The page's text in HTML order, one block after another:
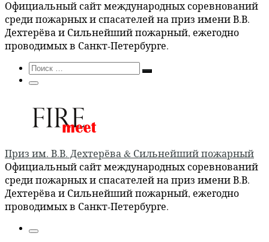
Официальный сайт международных соревнований
среди пожарных и спасателей на приз имени В.В.
Дехтерёва и Сильнейший пожарный, ежегодно
проводимых в Санкт-Петербурге.
Search
Поиск
Поиск
Меню
Приз им. В.В. Дехтерёва & Сильнейший пожарный
Официальный сайт международных соревнований
среди пожарных и спасателей на приз имени В.В.
Дехтерёва и Сильнейший пожарный, ежегодно
проводимых в Санкт-Петербурге.
Меню